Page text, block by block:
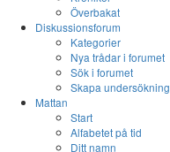
Överbakat
Diskussionsforum
Kategorier
Nya trådar i forumet
Sök i forumet
Skapa undersökning
Mattan
Start
Alfabetet på tid
Ditt namn